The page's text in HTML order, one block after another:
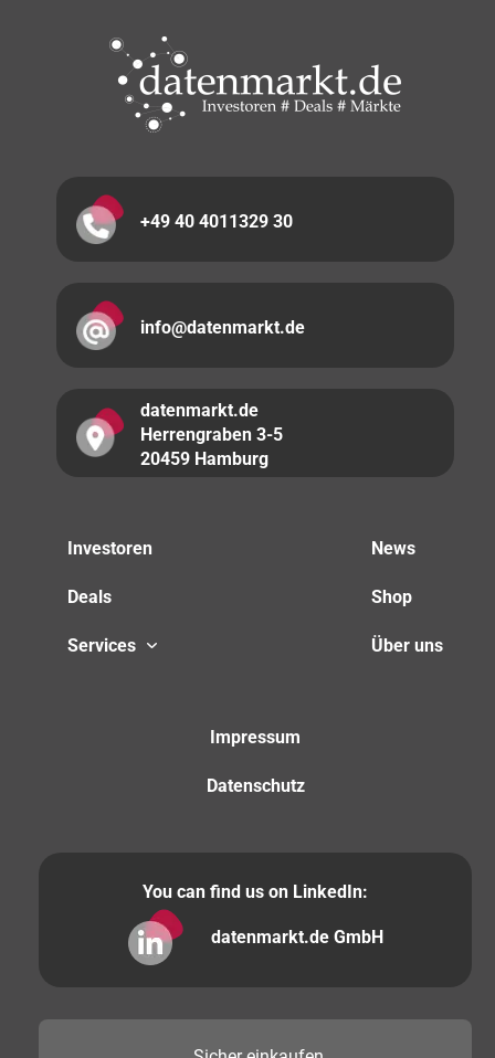
+49 40 4011329 30
info@datenmarkt.de
datenmarkt.de
Herrengraben 3-5
20459 Hamburg
Investoren
Deals
Services
News
Shop
Über uns
Impressum
Datenschutz
You can find us on LinkedIn:
datenmarkt.de GmbH